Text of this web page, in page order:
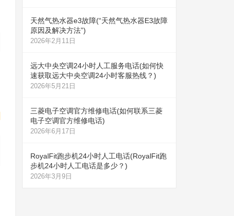
天然气热水器e3故障(“天然气热水器E3故障
原因及解决方法”)
2026年2月11日
远大中央空调24小时人工服务电话(如何快
速获取远大中央空调24小时客服热线？)
2026年5月21日
三菱电子空调官方维修电话(如何联系三菱
电子空调官方维修电话)
2026年6月17日
RoyalFit跑步机24小时人工电话(RoyalFit跑
步机24小时人工电话是多少？)
2026年3月9日